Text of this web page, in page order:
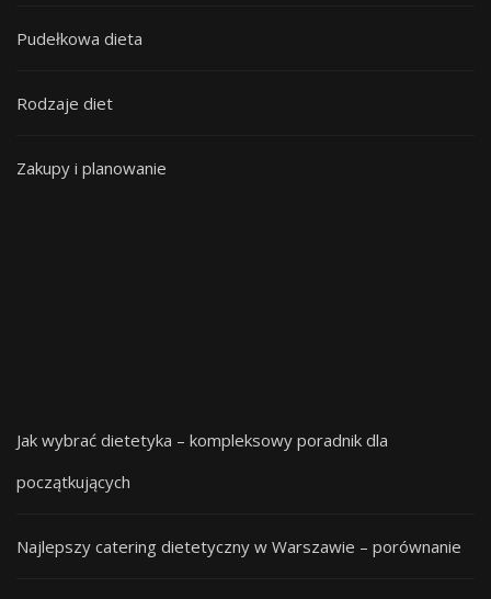
Pudełkowa dieta
Rodzaje diet
Zakupy i planowanie
Jak wybrać dietetyka – kompleksowy poradnik dla
początkujących
Najlepszy catering dietetyczny w Warszawie – porównanie